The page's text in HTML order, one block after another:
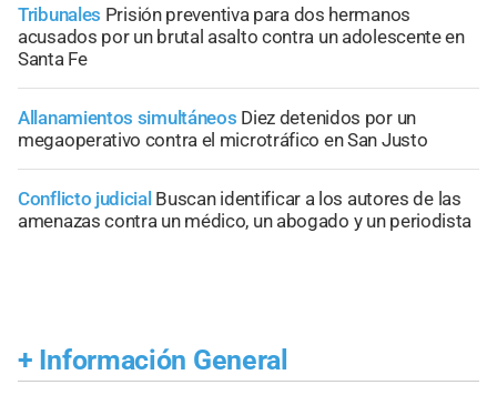
Tribunales Prisión preventiva para dos hermanos
acusados por un brutal asalto contra un adolescente en
Santa Fe
Allanamientos simultáneos Diez detenidos por un
megaoperativo contra el microtráfico en San Justo
Conflicto judicial Buscan identificar a los autores de las
amenazas contra un médico, un abogado y un periodista
+ Información General